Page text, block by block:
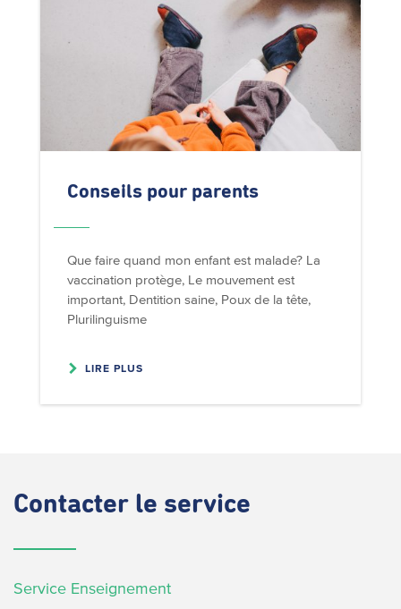
Conseils pour parents
Que faire quand mon enfant est malade? La
vaccination protège, Le mouvement est
important, Dentition saine, Poux de la tête,
Plurilinguisme
LIRE PLUS
Contacter le service
Service Enseignement